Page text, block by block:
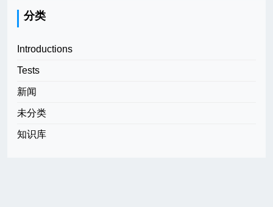
分类
Introductions
Tests
新闻
未分类
知识库